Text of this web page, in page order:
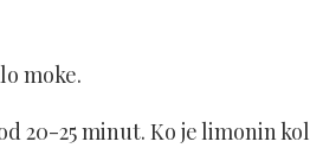
moke.
20-25 minut. Ko je limonin